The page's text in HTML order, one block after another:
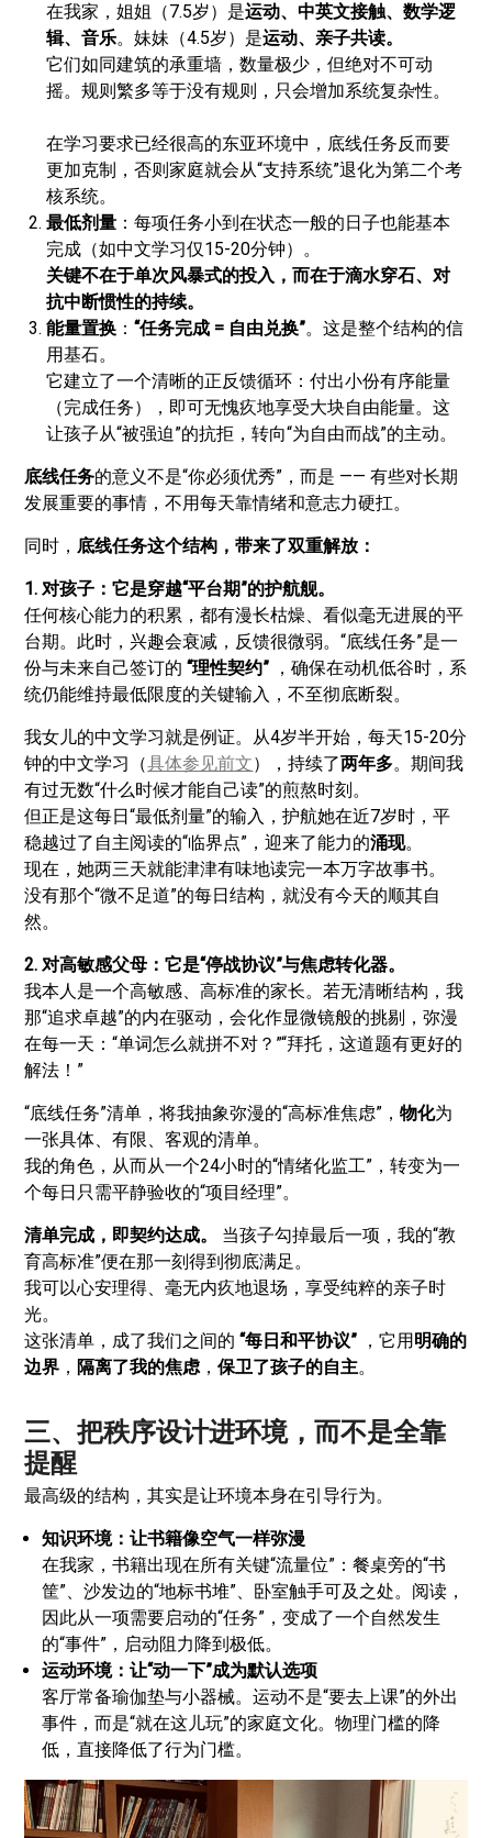
在我家，姐姐（7.5岁）是运动、中英文接触、数学逻
辑、音乐。妹妹（4.5岁）是运动、亲子共读。
它们如同建筑的承重墙，数量极少，但绝对不可动
摇。规则繁多等于没有规则，只会增加系统复杂性。
在学习要求已经很高的东亚环境中，底线任务反而要
更加克制，否则家庭就会从“支持系统”退化为第二个考
核系统。
最低剂量 ：每项任务小到在状态一般的日子也能基本
完成（如中文学习仅15-20分钟）。
关键不在于单次风暴式的投入，而在于滴水穿石、对
抗中断惯性的持续。
能量置换 ：“任务完成 = 自由兑换”。这是整个结构的信
用基石。
它建立了一个清晰的正反馈循环：付出小份有序能量
（完成任务），即可无愧疚地享受大块自由能量。这
让孩子从“被强迫”的抗拒，转向“为自由而战”的主动。
底线任务的意义不是“你必须优秀”，而是 —— 有些对长期
发展重要的事情，不用每天靠情绪和意志力硬扛。
同时，底线任务这个结构，带来了双重解放：
1. 对孩子：它是穿越“平台期”的护航舰。
任何核心能力的积累，都有漫长枯燥、看似毫无进展的平
台期。此时，兴趣会衰减，反馈很微弱。“底线任务”是一
份与未来自己签订的“理性契约” ，确保在动机低谷时，系
统仍能维持最低限度的关键输入，不至彻底断裂。
我女儿的中文学习就是例证。从4岁半开始，每天15-20分
钟的中文学习（具体参见前文），持续了两年多。期间我
有过无数“什么时候才能自己读”的煎熬时刻。
但正是这每日“最低剂量”的输入，护航她在近7岁时，平
稳越过了自主阅读的“临界点”，迎来了能力的涌现。
现在，她两三天就能津津有味地读完一本万字故事书。
没有那个“微不足道”的每日结构，就没有今天的顺其自
然。
2. 对高敏感父母：它是“停战协议”与焦虑转化器。
我本人是一个高敏感、高标准的家长。若无清晰结构，我
那“追求卓越”的内在驱动，会化作显微镜般的挑剔，弥漫
在每一天：“单词怎么就拼不对？”“拜托，这道题有更好的
解法！”
“底线任务”清单，将我抽象弥漫的“高标准焦虑”，物化为
一张具体、有限、客观的清单。
我的角色，从而从一个24小时的“情绪化监工”，转变为一
个每日只需平静验收的“项目经理”。
清单完成，即契约达成。
当孩子勾掉最后一项，我的“教
育高标准”便在那一刻得到彻底满足。
我可以心安理得、毫无内疚地退场，享受纯粹的亲子时
光。
这张清单，成了我们之间的“每日和平协议” ，它用 明确的
边界 ， 隔离了我的焦虑，保卫了孩子的自主。
三、把秩序设计进环境，而不是全靠
提醒
最高级的结构，其实是让环境本身在引导行为。
知识环境：让书籍像空气一样弥漫
在我家，书籍出现在所有关键“流量位”：餐桌旁的“书
筐”、沙发边的“地标书堆”、卧室触手可及之处。阅读，
因此从一项需要启动的“任务”，变成了一个自然发生
的“事件”，启动阻力降到极低。
运动环境：让“动一下”成为默认选项
客厅常备瑜伽垫与小器械。运动不是“要去上课”的外出
事件，而是“就在这儿玩”的家庭文化。物理门槛的降
低，直接降低了行为门槛。